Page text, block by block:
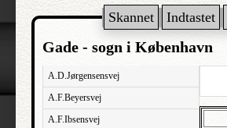
Skannet Indtastet
Gade - sogn i København
A.D.Jørgensensvej
A.F.Beyersvej
A.F.Ibsensvej